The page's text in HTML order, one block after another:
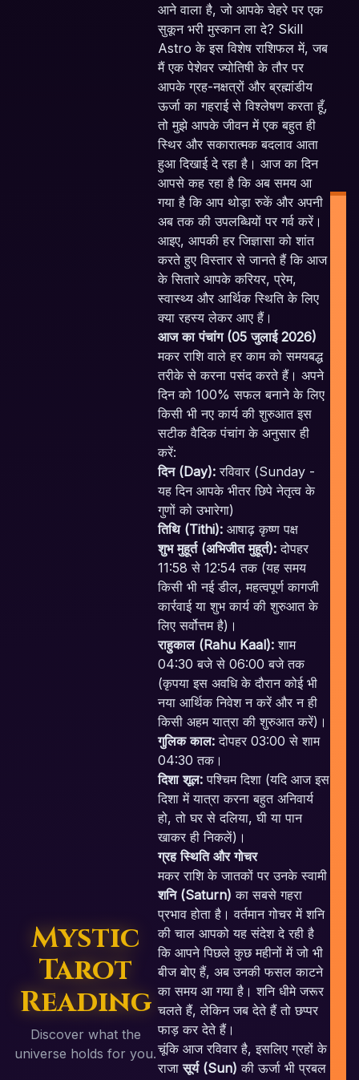
Mystic
Tarot
Reading
Discover what the
universe holds for you.
आने वाला है, जो आपके चेहरे पर एक
सुकून भरी मुस्कान ला दे? Skill
Astro के इस विशेष राशिफल में, जब
मैं एक पेशेवर ज्योतिषी के तौर पर
आपके ग्रह-नक्षत्रों और ब्रह्मांडीय
ऊर्जा का गहराई से विश्लेषण करता हूँ,
तो मुझे आपके जीवन में एक बहुत ही
स्थिर और सकारात्मक बदलाव आता
हुआ दिखाई दे रहा है। आज का दिन
आपसे कह रहा है कि अब समय आ
गया है कि आप थोड़ा रुकें और अपनी
अब तक की उपलब्धियों पर गर्व करें।
आइए, आपकी हर जिज्ञासा को शांत
करते हुए विस्तार से जानते हैं कि आज
के सितारे आपके करियर, प्रेम,
स्वास्थ्य और आर्थिक स्थिति के लिए
क्या रहस्य लेकर आए हैं।
आज का पंचांग (05 जुलाई 2026)
मकर राशि वाले हर काम को समयबद्ध
तरीके से करना पसंद करते हैं। अपने
दिन को 100% सफल बनाने के लिए
किसी भी नए कार्य की शुरुआत इस
सटीक वैदिक पंचांग के अनुसार ही
करें:
दिन (Day): रविवार (Sunday -
यह दिन आपके भीतर छिपे नेतृत्व के
गुणों को उभारेगा)
तिथि (Tithi): आषाढ़ कृष्ण पक्ष
शुभ मुहूर्त (अभिजीत मुहूर्त): दोपहर
11:58 से 12:54 तक (यह समय
किसी भी नई डील, महत्वपूर्ण कागजी
कार्रवाई या शुभ कार्य की शुरुआत के
लिए सर्वोत्तम है)।
राहुकाल (Rahu Kaal): शाम
04:30 बजे से 06:00 बजे तक
(कृपया इस अवधि के दौरान कोई भी
नया आर्थिक निवेश न करें और न ही
किसी अहम यात्रा की शुरुआत करें)।
गुलिक काल: दोपहर 03:00 से शाम
04:30 तक।
दिशा शूल: पश्चिम दिशा (यदि आज इस
दिशा में यात्रा करना बहुत अनिवार्य
हो, तो घर से दलिया, घी या पान
खाकर ही निकलें)।
ग्रह स्थिति और गोचर
मकर राशि के जातकों पर उनके स्वामी
शनि (Saturn) का सबसे गहरा
प्रभाव होता है। वर्तमान गोचर में शनि
की चाल आपको यह संदेश दे रही है
कि आपने पिछले कुछ महीनों में जो भी
बीज बोए हैं, अब उनकी फसल काटने
का समय आ गया है। शनि धीमे जरूर
चलते हैं, लेकिन जब देते हैं तो छप्पर
फाड़ कर देते हैं।
चूंकि आज रविवार है, इसलिए ग्रहों के
राजासूर्य (Sun) की ऊर्जा भी प्रबल